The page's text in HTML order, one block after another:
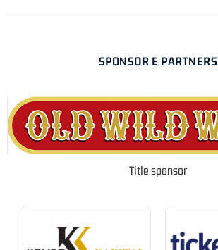
SPONSOR E PARTNERS
Title sponsor